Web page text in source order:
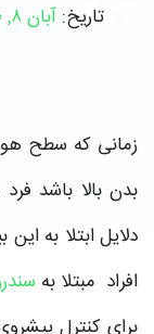
تاریخ:آبان ۸, ۱۴۰۰
زمانی که سطح
بدن بالا باشد
دلایل ابتلا به
افراد مبتلا به
برای کنترل